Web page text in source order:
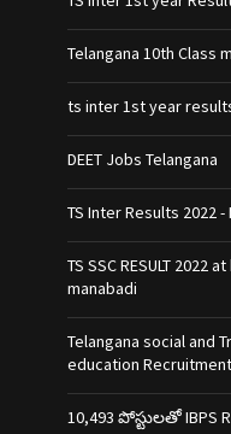
Telangana 10th Class
ts inter 1st year
DEET Jobs Telangana
TS Inter Results 2022
TS SSC RESULT 2022
manabadi
Telangana social and
education
10,493 పోస్టులతో IBPS